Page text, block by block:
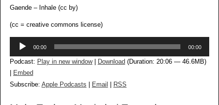
Gaende – Inhale (cc by)
(cc = creative commons license)
Audio-
00:00 00:00
Podcast: Play in new window| Download (Duration: 20:06 — 46.6MB)
Embed
Subscribe: Apple Podcasts Email RSS